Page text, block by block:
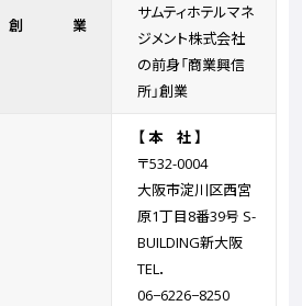
創業
サムティホテルマネ
ジメント株式会社
の前身「商業興信
所」創業
【 本 社 】
〒532-0004
大阪市淀川区西宮
原1丁目8番39号 S-
BUILDING新大阪
TEL．
06−6226−8250